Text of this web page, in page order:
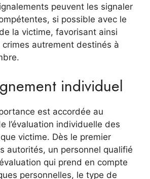
peuvent les signaler
si possible avec le
la victime, favorisant ainsi
crimes autrement destinés à
individuel
est accordée au
l’évaluation individuelle des
victime. Dès le premier
autorités, un personnel qualifié
qui prend en compte
personnelles, le type de